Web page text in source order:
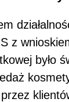
z
było
przez